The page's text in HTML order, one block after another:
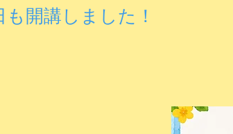
も開講しました！